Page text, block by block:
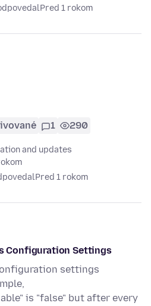
Pred 1 rokom
1 290
and updates
Pred 1 rokom
Configuration Settings
settings
is "false" but after every